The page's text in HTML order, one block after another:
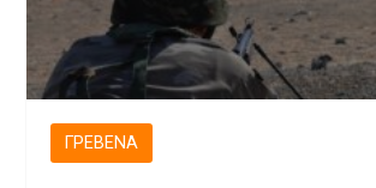
ΓΡΕΒΕΝΆ